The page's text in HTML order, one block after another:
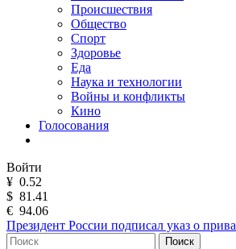
Происшествия
Общество
Спорт
Здоровье
Еда
Наука и технологии
Войны и конфликты
Кино
Голосования
Войти
¥ 0.52
$ 81.41
€ 94.06
Президент России подписал указ о
Поиск